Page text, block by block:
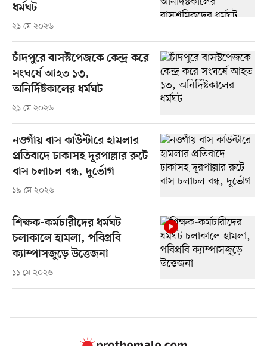
ধর্মঘট
২১ মে ২০২৬
চাঁদপুরে বাসস্টপেজকে কেন্দ্র করে
সংঘর্ষে আহত ১৩,
অনির্দিষ্টকালের ধর্মঘট
২১ মে ২০২৬
নওগাঁয় বাস কাউন্টারে হামলার
প্রতিবাদে ঢাকাসহ দূরপাল্লার রুটে
বাস চলাচল বন্ধ, দুর্ভোগ
১৯ মে ২০২৬
শিক্ষক-কর্মচারীদের ধর্মঘট
চলাকালে হামলা, পবিপ্রবি
ক্যাম্পাসজুড়ে উত্তেজনা
১১ মে ২০২৬